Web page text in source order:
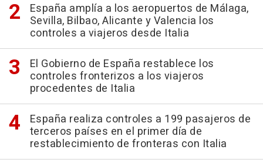
España amplía a los aeropuertos de Málaga,
Sevilla, Bilbao, Alicante y Valencia los
controles a viajeros desde Italia
El Gobierno de España restablece los
controles fronterizos a los viajeros
procedentes de Italia
España realiza controles a 199 pasajeros de
terceros países en el primer día de
restablecimiento de fronteras con Italia